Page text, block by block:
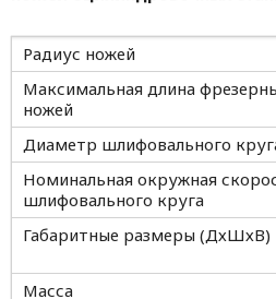
Радиус ножей
Максимальная длина
ножей
Диаметр шлифовального
Номинальная окружная
шлифовального круга
Габаритные размеры (ДхШхВ)
Масса